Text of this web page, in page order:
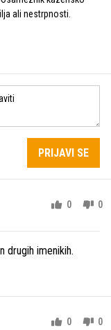
ali nestrpnosti.
PRIJAVI SE
0 0
drugih imenikih.
0 0